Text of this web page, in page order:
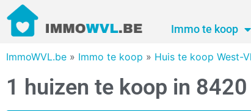
Immo te koop
ImmoWVL.be » Immo te koop » Huis te koop West-
1 huizen te koop in